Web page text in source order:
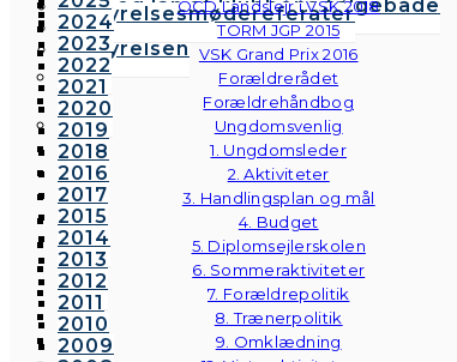
OCD Landslejr i VSK 2018
TORM JGP 2015
VSK Grand Prix 2016
Forældrerådet
Forældrehåndbog
Ungdomsvenlig
1. Ungdomsleder
2. Aktiviteter
3. Handlingsplan og mål
4. Budget
5. Diplomsejlerskolen
6. Sommeraktiviteter
7. Forældrepolitik
8. Trænerpolitik
9. Omklædning
Brug og lån af klubbens følgebåde
Vedtægter
Bestyrelsen
Bestyrelsesmødereferater
2024
2023
2022
2021
2020
2019
2018
2016
2017
2015
2014
2013
2012
2011
2010
2009